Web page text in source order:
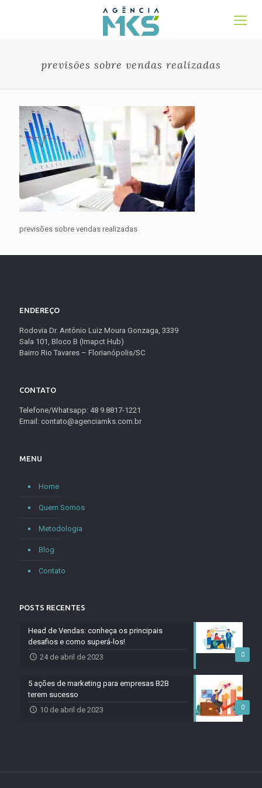
previsões sobre vendas realizadas
previsões sobre vendas realizadas
ENDEREÇO
Rodovia Dr. Antônio Luiz Moura Gonzaga, 3339
Sala 101, Bloco B (Imapct Hub)
Bairro Rio Tavares – Florianópolis/SC
CONTATO
Telefone/Whatsapp: 48 9.8817-1221
Email: contato@agenciamks.com.br
MENU
Home
Quem Somos
Metodologia
Blog
Contato
POSTS RECENTES
0
Head de Vendas: conheça os principais
desafios e como superá-los!
24 de abril de 2023
0
5 ações de marketing para empresas B2B
terem sucesso
10 de abril de 2023